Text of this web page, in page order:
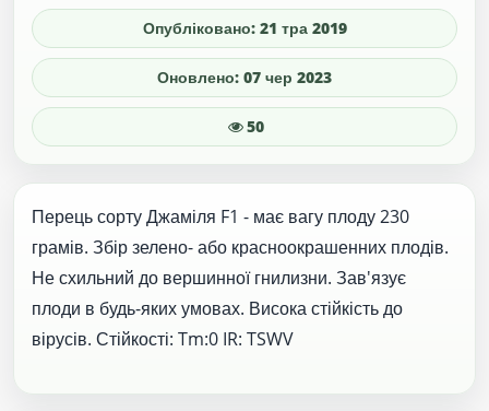
Опубліковано: 21 тра 2019
Оновлено: 07 чер 2023
50
Перець сорту Джаміля F1 - має вагу плоду 230
грамів. Збір зелено- або красноокрашенних плодів.
Не схильний до вершинної гнилизни. Зав'язує
плоди в будь-яких умовах. Висока стійкість до
вірусів. Стійкості: Tm:0 IR: TSWV